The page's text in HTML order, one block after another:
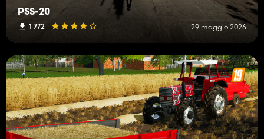
PSS-20
1 772 29 maggio 2026